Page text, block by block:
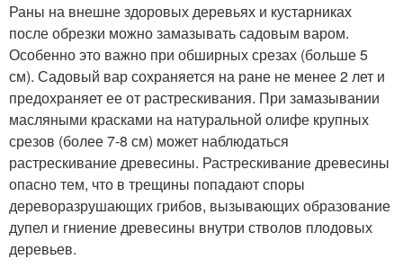
Раны на внешне здоровых деревьях и кустарниках
после обрезки можно замазывать садовым варом.
Особенно это важно при обширных срезах (больше 5
см). Садовый вар сохраняется на ране не менее 2 лет и
предохраняет ее от растрескивания. При замазывании
масляными красками на натуральной олифе крупных
срезов (более 7-8 см) может наблюдаться
растрескивание древесины. Растрескивание древесины
опасно тем, что в трещины попадают споры
дереворазрушающих грибов, вызывающих образование
дупел и гниение древесины внутри стволов плодовых
деревьев.